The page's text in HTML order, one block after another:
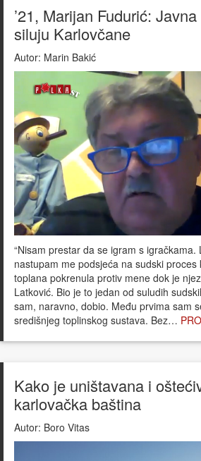
’21, Marijan Fudurić:
siluju Karlovčane
Autor: Marin Bakić
“Nisam prestar da se igram s igračkama.
nastupam me podsjeća na sudski proces
toplana pokrenula protiv mene dok je
Latković. Bio je to jedan od suludih
sam, naravno, dobio. Među prvima sam
središnjeg toplinskog sustava. Bez…
Kako je uništavana i
karlovačka baština
Autor: Boro Vitas